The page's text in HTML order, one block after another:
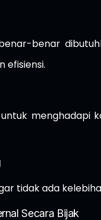
benar
efisiensi.
tidak ada
Secara Bijak